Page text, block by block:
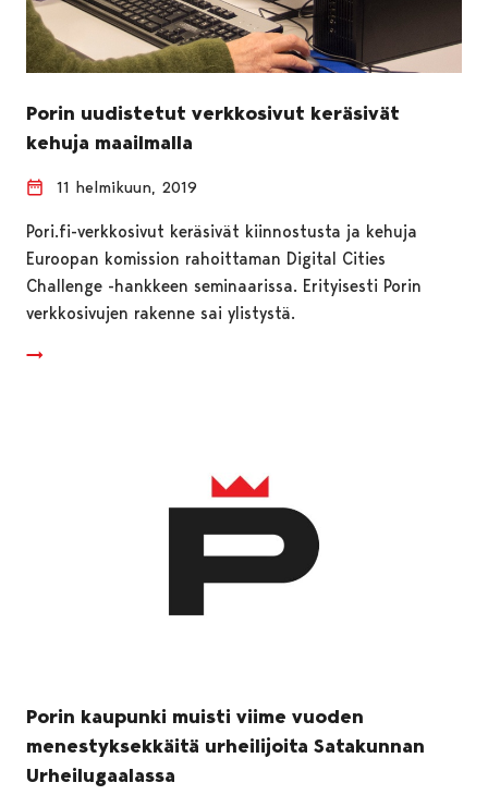
Porin uudistetut verkkosivut keräsivät
kehuja maailmalla
11 helmikuun, 2019
Pori.fi-verkkosivut keräsivät kiinnostusta ja kehuja
Euroopan komission rahoittaman Digital Cities
Challenge -hankkeen seminaarissa. Erityisesti Porin
verkkosivujen rakenne sai ylistystä.
Porin kaupunki muisti viime vuoden
menestyksekkäitä urheilijoita Satakunnan
Urheilugaalassa